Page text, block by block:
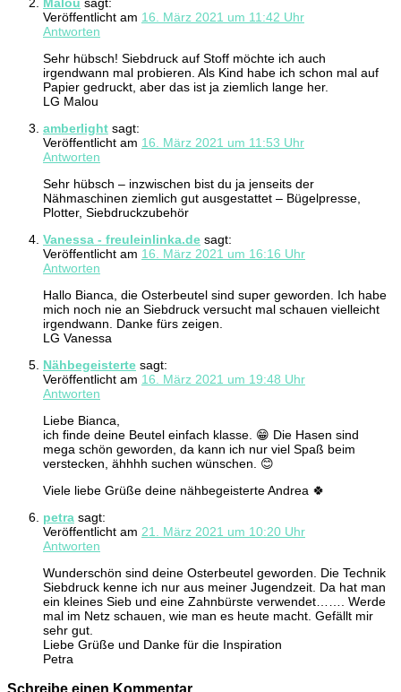
Veröffentlicht am 16. März 2021 um 11:42 Uhr
Antworten
Sehr hübsch! Siebdruck auf Stoff möchte ich auch
irgendwann mal probieren. Als Kind habe ich schon mal auf
Papier gedruckt, aber das ist ja ziemlich lange her.
LG Malou
amberlight sagt:
Veröffentlicht am 16. März 2021 um 11:53 Uhr
Antworten
Sehr hübsch – inzwischen bist du ja jenseits der
Nähmaschinen ziemlich gut ausgestattet – Bügelpresse,
Plotter, Siebdruckzubehör
Vanessa - freuleinlinka.de sagt:
Veröffentlicht am 16. März 2021 um 16:16 Uhr
Antworten
Hallo Bianca, die Osterbeutel sind super geworden. Ich habe
mich noch nie an Siebdruck versucht mal schauen vielleicht
irgendwann. Danke fürs zeigen.
LG Vanessa
Nähbegeisterte sagt:
Veröffentlicht am 16. März 2021 um 19:48 Uhr
Antworten
Liebe Bianca,
ich finde deine Beutel einfach klasse. 😁 Die Hasen sind
mega schön geworden, da kann ich nur viel Spaß beim
verstecken, ähhhh suchen wünschen. 😊
Viele liebe Grüße deine nähbegeisterte Andrea 🍀
petra sagt:
Veröffentlicht am 21. März 2021 um 10:20 Uhr
Antworten
Wunderschön sind deine Osterbeutel geworden. Die Technik
Siebdruck kenne ich nur aus meiner Jugendzeit. Da hat man
ein kleines Sieb und eine Zahnbürste verwendet……. Werde
mal im Netz schauen, wie man es heute macht. Gefällt mir
sehr gut.
Liebe Grüße und Danke für die Inspiration
Petra
Schreibe einen Kommentar